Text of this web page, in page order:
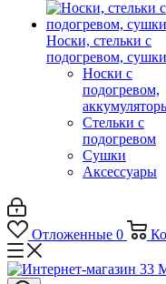
Носки, стельки с
подогревом, сушки
Носки с
подогревом,
Стельки с
подогревом
Сушки
Аксессуары
Отложенные 0